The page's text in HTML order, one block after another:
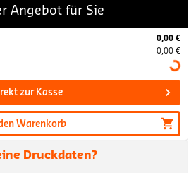
Angebot für Sie
0,00 €
0,00 €
zur Kasse
Warenkorb
Druckdaten?